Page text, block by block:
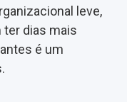
leve,
dias mais
é um